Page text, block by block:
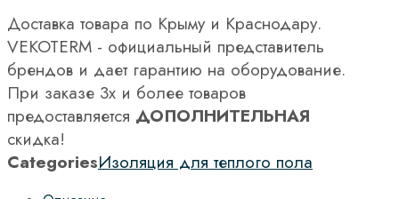
Доставка товара по Крыму и Краснодару.
VEKOTERM - официальный представитель
брендов и дает гарантию на оборудование.
При заказе 3х и более товаров
предоставляется ДОПОЛНИТЕЛЬНАЯ
скидка!
CategoriesИзоляция для теплого пола